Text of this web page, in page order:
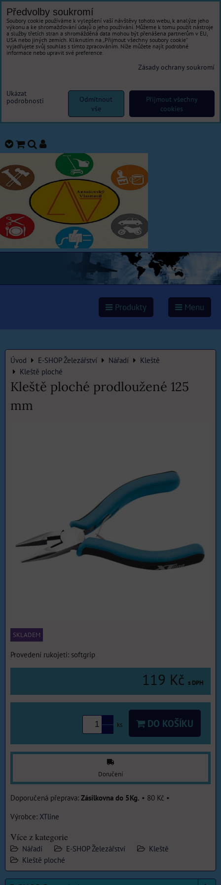
Produkty Menu
Úvod E-SHOP Železářství Nářadí
Kleště
Kleště ploché
Kleště ploché prodloužené 125
mm
SKLADEM
Provedení rukojeti: softgrip
119 Kč s DPH
ks DO KOŠÍKU
Doručení
Zásilkovna do 5Kg. • 80 Kč •
Výrobce: XTline
Více z kategorie
Nářadí E-SHOP Železářství
Kleště
Kleště ploché
Předvolby soukromí
Soubory cookie používáme k vylepšení vaší návštěvy tohoto webu, k analýze jeho
výkonu a ke shromažďování údajů o jeho používání. Můžeme k tomu použít nástroje
a služby třetích stran a shromážděná data mohou být přenášena partnerům v EU,
USA nebo jiných zemích. Kliknutím na „Přijmout všechny soubory cookie“
vyjadřujete svůj souhlas s tímto zpracováním. Níže můžete najít podrobné
informace nebo upravit své preference.
Zásady ochrany soukromí
Ukázat
podrobnosti
Přijmout všechny
cookies
Odmítnout
vše